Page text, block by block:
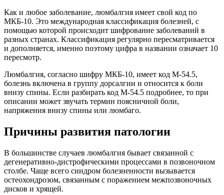
Как и любое заболевание, люмбалгия имеет свой код по
МКБ-10. Это международная классификация болезней, с
помощью которой происходит шифрование заболеваний в
разных странах. Классификация регулярно пересматривается
и дополняется, именно поэтому цифра в названии означает 10
пересмотр.
Люмбалгия, согласно шифру МКБ-10, имеет код M-54.5,
болезнь включена в группу дорсалгии и относится к боли
внизу спины. Если разбирать код M-54.5 подробнее, то при
описании может звучать термин поясничной боли,
напряжения внизу спины или люмбаго.
Причины развития патологии
В большинстве случаев люмбалгия бывает связанной с
дегенеративно-дистрофическими процессами в позвоночном
столбе. Чаще всего синдром болезненности вызывается
остеохондрозом, связанным с поражением межпозвоночных
дисков и хрящей.